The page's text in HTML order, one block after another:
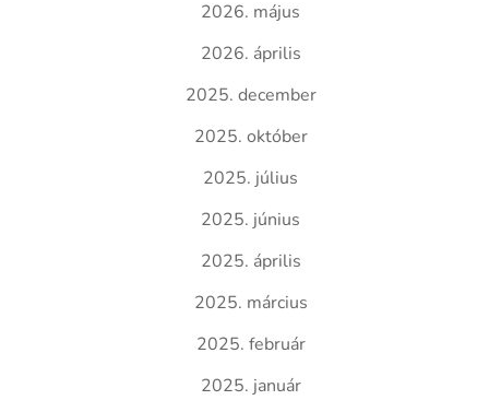
2026. május
2026. április
2025. december
2025. október
2025. július
2025. június
2025. április
2025. március
2025. február
2025. január